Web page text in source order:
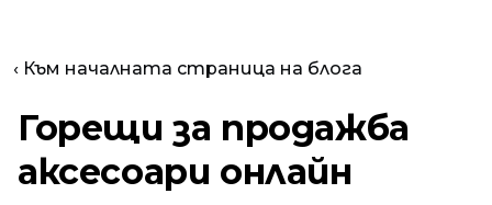
‹ Към началната страница на блога
Горещи за продажба
аксесоари онлайн